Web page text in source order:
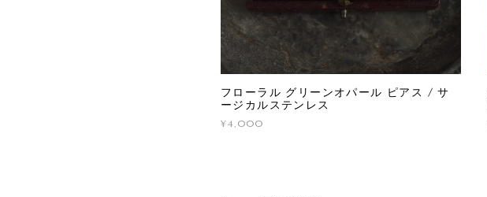
フローラル グリーンオパール ピアス / サ
ージカルステンレス
¥4,000